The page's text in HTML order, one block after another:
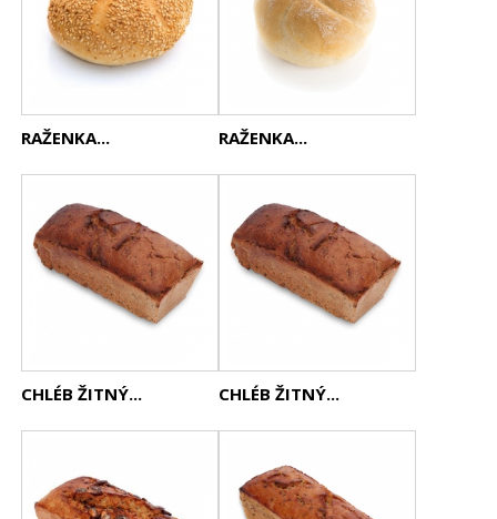
RAŽENKA... RAŽENKA...
CHLÉB ŽITNÝ... CHLÉB ŽITNÝ...